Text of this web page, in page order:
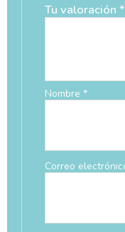
Tu valoración *
Nombre *
Correo